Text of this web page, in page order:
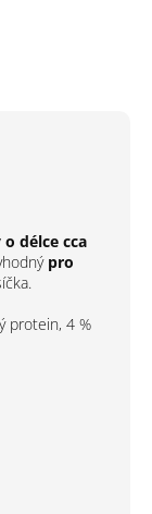
délce cca
pro
protein, 4 %